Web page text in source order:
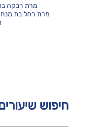
חיפוש
מרת רבקה
מרת רחל בת